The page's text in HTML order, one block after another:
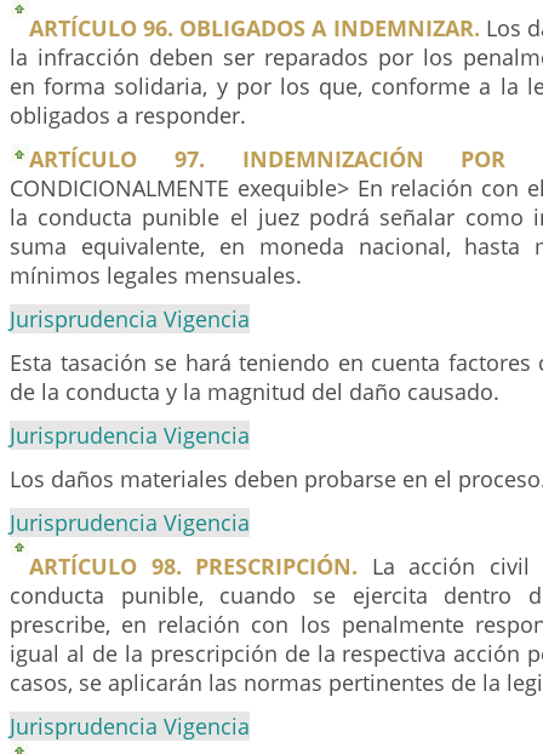
ARTÍCULO 96. OBLIGADOS A INDEMNIZAR. Los
la infracción deben ser reparados por los
en forma solidaria, y por los que, conforme a la
obligados a responder.
ARTÍCULO 97. INDEMNIZACIÓN POR
CONDICIONALMENTE exequible> En relación con
la conducta punible el juez podrá señalar como
suma equivalente, en moneda nacional, hasta
mínimos legales mensuales.
Jurisprudencia Vigencia
Esta tasación se hará teniendo en cuenta factores
de la conducta y la magnitud del daño causado.
Jurisprudencia Vigencia
Los daños materiales deben probarse en el
Jurisprudencia Vigencia
ARTÍCULO 98. PRESCRIPCIÓN. La acción civil
conducta punible, cuando se ejercita dentro
prescribe, en relación con los penalmente
igual al de la prescripción de la respectiva acción
casos, se aplicarán las normas pertinentes de la
Jurisprudencia Vigencia